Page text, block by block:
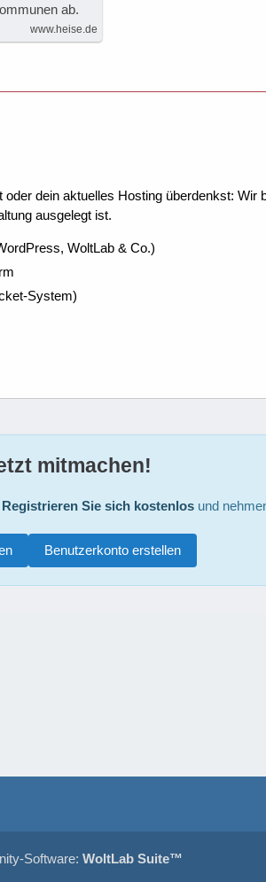
ab.
www.heise.de
dein aktuelles Hosting überdenkst:
ausgelegt ist.
WoltLab & Co.)
System)
mitmachen!
Registrieren Sie sich kostenlosund
Benutzerkonto erstellen
Software: WoltLab Suite™